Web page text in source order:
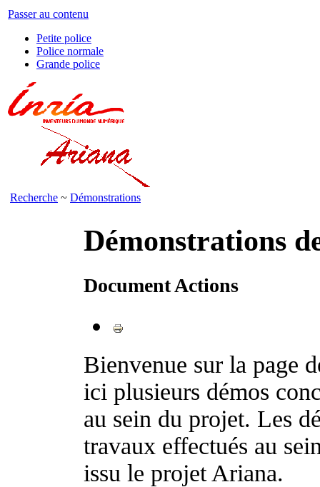
Passer au contenu
Petite police
Police normale
Grande police
Recherche ~ Démonstrations
Démonstrations
Document Actions
Bienvenue sur la page
ici plusieurs démos
au sein du projet. Les
travaux effectués au
issu le projet Ariana.